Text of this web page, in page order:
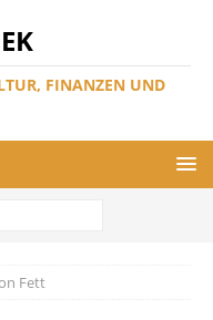
FINANZEN UND
Fett